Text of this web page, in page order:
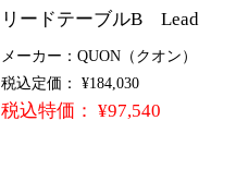
リードテーブルB Lead
メーカー：QUON（クオン）
税込定価： ¥184,030
税込特価： ¥97,540